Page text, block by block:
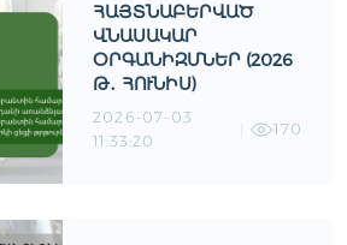
ՀԱՅՏՆԱԲԵՐՎԱԾ
ՎՆԱՍԱԿԱՐ
ՕՐԳԱՆԻԶՄՆԵՐ (2026
Թ․ ՀՈՒՆԻՍ)
2026-07-03
11:33:20
170